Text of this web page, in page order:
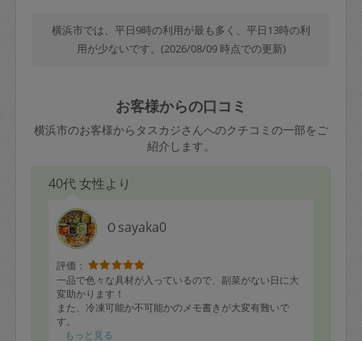
横浜市では、平日9時の利用が最も多く、平日13時の利
用が少ないです。(2026/08/09 時点での更新)
お客様からの口コミ
横浜市のお客様からタスカジさんへのクチコミの一部をご
紹介します。
40代 女性より
Ｏsayaka0
評価：
一品で色々な具材が入っているので、副菜がない日に大
変助かります！
また、冷凍可能か不可能かのメモ書きが大変有難いで
す。
もっと見る